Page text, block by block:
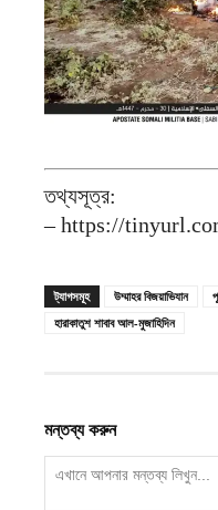
তথ্যসূত্র:
– https://
ট্যাগসমূহ উম্মাহর বিজয়াভিযান
হারাকাতুশ শাবাব আল-মুজাহিদিন
মন্তব্য করুন